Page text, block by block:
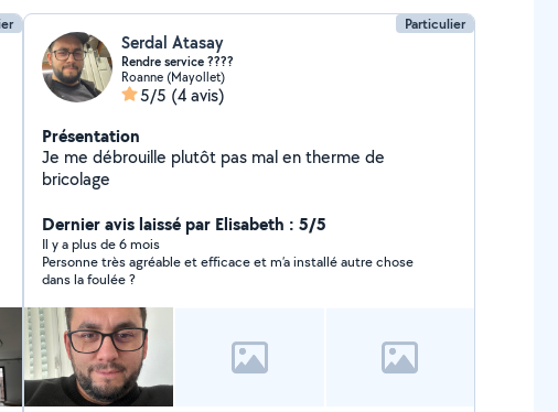
Particulier
Serdal Atasay
Rendre service ????
Roanne (Mayollet)
5/5 (4 avis)
Présentation
Je me débrouille plutôt pas mal en therme de
bricolage
Dernier avis laissé par Elisabeth : 5/5
Il y a plus de 6 mois
Personne très agréable et efficace et m’a installé autre chose
dans la foulée ?